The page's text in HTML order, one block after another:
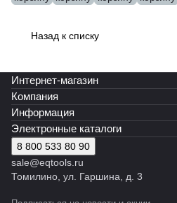
Эквивал Эквивал EMG45
Эквивал
Назад к списку
Интернет-магазин
Компания
Информация
Электронные каталоги
8 800 533 80 90
sale@eqtools.ru
Томилино, ул. Гаршина, д. 3